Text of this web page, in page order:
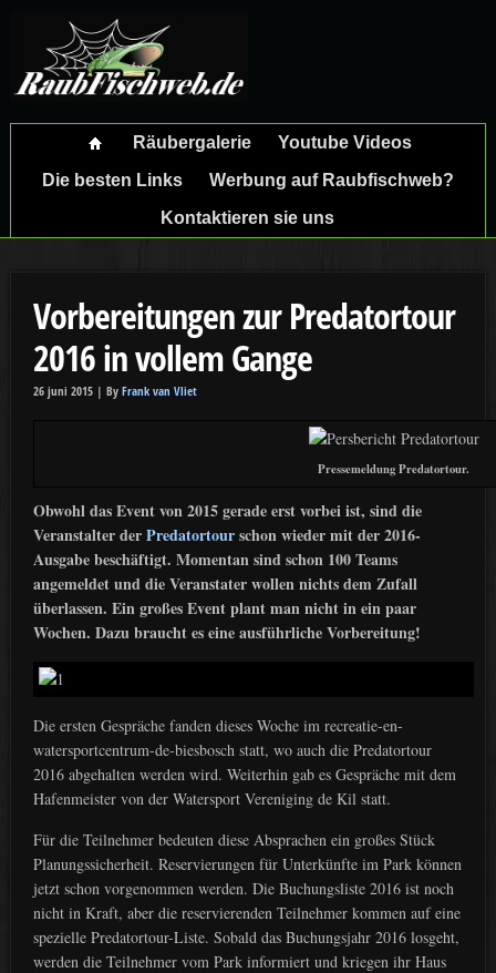
Räubergalerie
Youtube Videos
Die besten Links
Werbung auf Raubfischweb?
Kontaktieren sie uns
Vorbereitungen zur Predatortour
2016 in vollem Gange
26 juni 2015 | By Frank van Vliet
Pressemeldung Predatortour.
Obwohl das Event von 2015 gerade erst vorbei ist, sind die
Veranstalter derPredatortourschon wieder mit der 2016-
Ausgabe beschäftigt. Momentan sind schon 100 Teams
angemeldet und die Veranstater wollen nichts dem Zufall
überlassen. Ein großes Event plant man nicht in ein paar
Wochen. Dazu braucht es eine ausführliche Vorbereitung!
Die ersten Gespräche fanden dieses Woche im recreatie-en-
watersportcentrum-de-biesbosch statt, wo auch die Predatortour
2016 abgehalten werden wird. Weiterhin gab es Gespräche mit dem
Hafenmeister von der Watersport Vereniging de Kil statt.
Für die Teilnehmer bedeuten diese Absprachen ein großes Stück
Planungssicherheit. Reservierungen für Unterkünfte im Park können
jetzt schon vorgenommen werden. Die Buchungsliste 2016 ist noch
nicht in Kraft, aber die reservierenden Teilnehmer kommen auf eine
spezielle Predatortour-Liste. Sobald das Buchungsjahr 2016 losgeht,
werden die Teilnehmer vom Park informiert und kriegen ihr Haus